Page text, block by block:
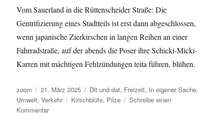
Vom Sauerland in die Rüttenscheider Straße: Die
Gentrifizierung eines Stadtteils ist erst dann abgeschlossen,
wenn japanische Zierkirschen in langen Reihen an einer
Fahrradstraße, auf der abends die Poser ihre Schicki-Micki-
Karren mit mächtigen Fehlzündungen teita führen, blühen.
Autor
zoom
Veröffentlicht
am
21. März 2025 Kategorien
Dit und dat, Freizeit, In eigener Sache,
Umwelt,Verkehr Schlagwörter
Kirschblüte, Pilze
Schreibe einen
Kommentarzu